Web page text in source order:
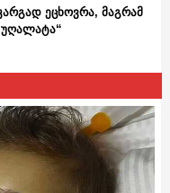
ეცხოვრა, მაგრამ
უღალატა“